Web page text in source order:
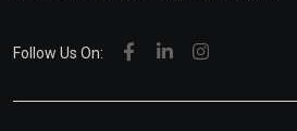
Follow Us On: